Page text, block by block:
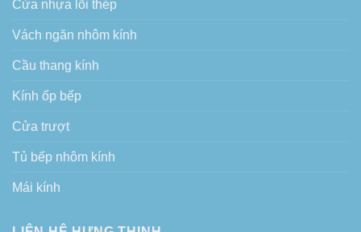
Cửa nhựa lõi thép
Vách ngăn nhôm kính
Cầu thang kính
Kính ốp bếp
Cửa trượt
Tủ bếp nhôm kính
Mái kính